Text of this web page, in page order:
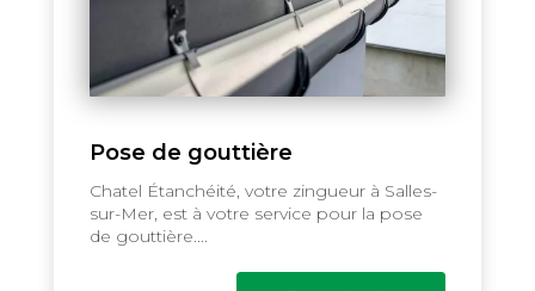
Pose de gouttière
Chatel Étanchéité, votre zingueur à Salles-
sur-Mer, est à votre service pour la pose
de gouttière....